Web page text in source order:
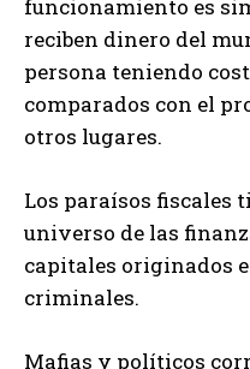
funcionamiento es
reciben dinero del
persona teniendo
comparados con el
otros lugares.
Los paraísos fiscales
universo de las
capitales originados
criminales.
Mafias y políticos